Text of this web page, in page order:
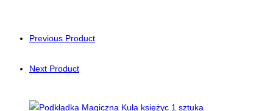
Previous Product
Next Product